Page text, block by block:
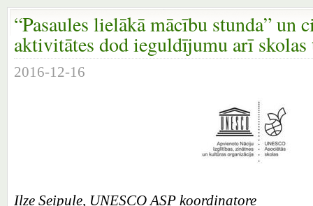
“Pasaules lielākā mācību stunda” un
aktivitātes dod ieguldījumu arī skolas
2016-12-16
Ilze Seipule, UNESCO ASP koordinatore